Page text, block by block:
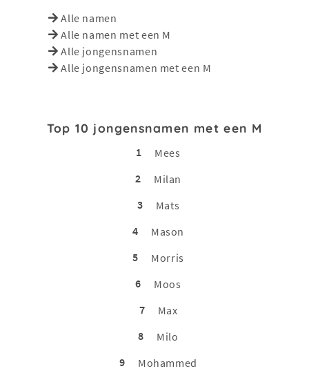
Alle namen
Alle namen met een M
Alle jongensnamen
Alle jongensnamen met een M
Top 10 jongensnamen met een M
1
Mees
2
Milan
3
Mats
4
Mason
5
Morris
6
Moos
7
Max
8
Milo
9
Mohammed